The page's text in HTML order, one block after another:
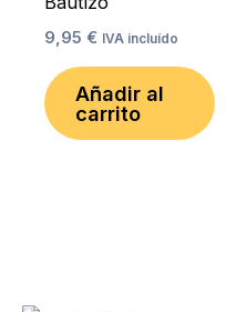
9,95 € IVA incluído
Añadir al
carrito